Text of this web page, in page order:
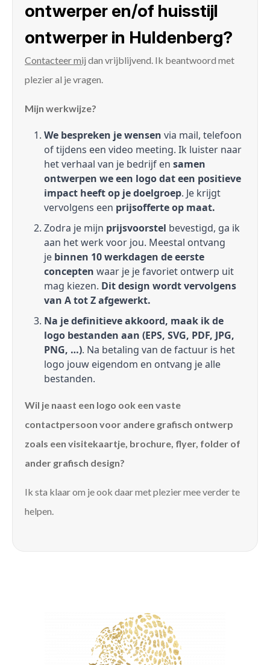
ontwerper en/of huisstijl
ontwerper in Huldenberg?
Contacteer mij dan vrijblijvend. Ik beantwoord met
plezier al je vragen.
Mijn werkwijze?
We bespreken je wensen via mail, telefoon
of tijdens een video meeting. Ik luister naar
het verhaal van je bedrijf en samen
ontwerpen we een logo dat een positieve
impact heeft op je doelgroep. Je krijgt
vervolgens een prijsofferte op maat.
Zodra je mijn prijsvoorstel bevestigd, ga ik
aan het werk voor jou. Meestal ontvang
je binnen 10 werkdagen de eerste
concepten waar je je favoriet ontwerp uit
mag kiezen. Dit design wordt vervolgens
van A tot Z afgewerkt.
Na je definitieve akkoord, maak ik de
logo bestanden aan (EPS, SVG, PDF, JPG,
PNG, …). Na betaling van de factuur is het
logo jouw eigendom en ontvang je alle
bestanden.
Wil je naast een logo ook een vaste
contactpersoon voor andere grafisch ontwerp
zoals een visitekaartje, brochure, flyer, folder of
ander grafisch design?
Ik sta klaar om je ook daar met plezier mee verder te
helpen.